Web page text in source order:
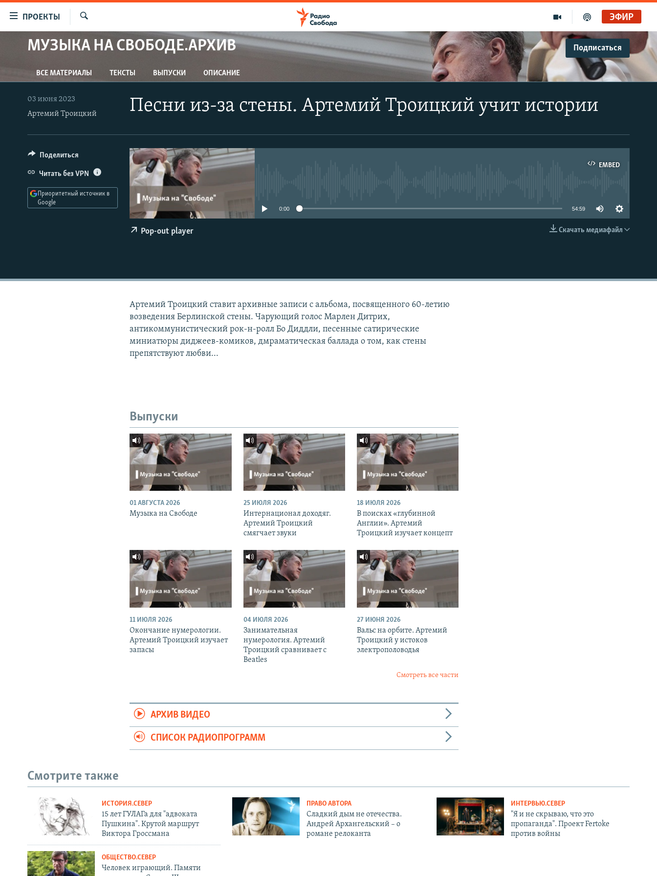
упрощенного
Вернуться
к
основному
содержанию
Вернутся
навигации
Вернутся
ПРОЕКТЫ
ПРОГРАММЫ
АВТОРСКИЕ ПРОЕКТЫ
ЦИТАТЫ СВОБОДЫ
МНЕНИЯ
КУЛЬТУРА
IDEL.РЕАЛИИ
КАВКАЗ.РЕАЛИИ
СЕВЕР.РЕАЛИИ
СИБИРЬ.РЕАЛИИ
ЭФИР
Голоса и темы XX века на архивных пленках. Время гостей. Владислав Белов, директор Центра германских исследований Института Европы
Радио Свобода
Радио Свобода Live
МУЗЫКА НА СВОБОДЕ.АРХИВ Подписаться
Apple Podcasts
CastBox
ВСЕ МАТЕРИАЛЫ ТЕКСТЫ ВЫПУСКИ ОПИСАНИЕ
Песни из-за стены. Артемий Троицкий учит истории
03 июня 2023
Артемий Троицкий
EMBED
EMBED
0:00 54:59
Скачать медиафайл
Pop-out player
Поделиться
Читать без VPN
Приоритетный источник в
Google
Артемий Троицкий ставит архивные записи с альбома, посвященного 60-летию
возведения Берлинской стены. Чарующий голос Марлен Дитрих,
антикоммунистический рок-н-ролл Бо Диддли, песенные сатирические
миниатюры диджеев-комиков, дмраматическая баллада о том, как стены
препятствуют любви...
Выпуски
01 АВГУСТА 2026
Музыка на Свободе
25 ИЮЛЯ 2026
Интернационал доходяг.
Артемий Троицкий
смягчает звуки
18 ИЮЛЯ 2026
В поисках «глубинной
Англии». Артемий
Троицкий изучает концепт
11 ИЮЛЯ 2026
Окончание нумерологии.
Артемий Троицкий изучает
запасы
04 ИЮЛЯ 2026
Занимательная
нумерология. Артемий
Троицкий сравнивает с
Beatles
27 ИЮНЯ 2026
Вальс на орбите. Артемий
Троицкий у истоков
электрополоводья
Смотреть все части
АРХИВ ВИДЕО
СПИСОК РАДИОПРОГРАММ
Смотрите также
ИСТОРИЯ.СЕВЕР
15 лет ГУЛАГа для "адвоката
Пушкина". Крутой маршрут
Виктора Гроссмана
ПРАВО АВТОРА
Сладкий дым не отечества.
Андрей Архангельский – о
романе релоканта
ИНТЕРВЬЮ.СЕВЕР
"Я и не скрываю, что это
пропаганда". Проект Fertoke
против войны
ОБЩЕСТВО.СЕВЕР
Человек играющий. Памяти